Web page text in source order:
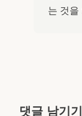
는 것을
댓글 남기기